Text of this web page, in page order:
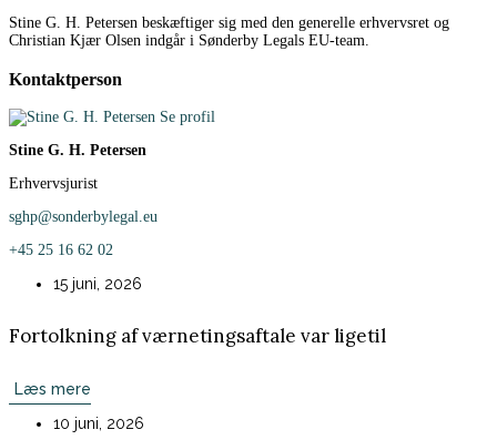
Stine G. H. Petersen beskæftiger sig med den generelle erhvervsret og
Christian Kjær Olsen indgår i Sønderby Legals EU-team.
Kontaktperson
Se profil
Stine G. H. Petersen
Erhvervsjurist
sghp@sonderbylegal.eu
+45 25 16 62 02
15 juni, 2026
Fortolkning af værnetingsaftale var ligetil
Læs mere
10 juni, 2026